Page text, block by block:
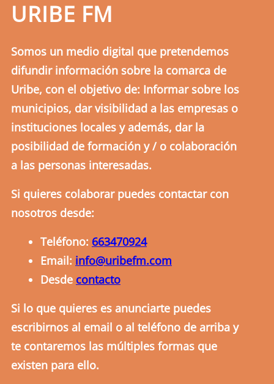
URIBE FM
Somos un medio digital que pretendemos
difundir información sobre la comarca de
Uribe, con el objetivo de: Informar sobre los
municipios, dar visibilidad a las empresas o
instituciones locales y además, dar la
posibilidad de formación y / o colaboración
a las personas interesadas.
Si quieres colaborar puedes contactar con
nosotros desde:
Teléfono: 663470924
Email: info@uribefm.com
Desde contacto
Si lo que quieres es anunciarte puedes
escribirnos al email o al teléfono de arriba y
te contaremos las múltiples formas que
existen para ello.